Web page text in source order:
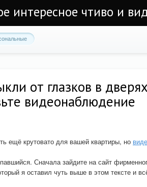
интересное чтиво и
от глазков в
видеонаблюдение
ещё крутовато для вашей квартиры, но
Сначала зайдите на сайт
я оставил чуть выше в этом тексте и